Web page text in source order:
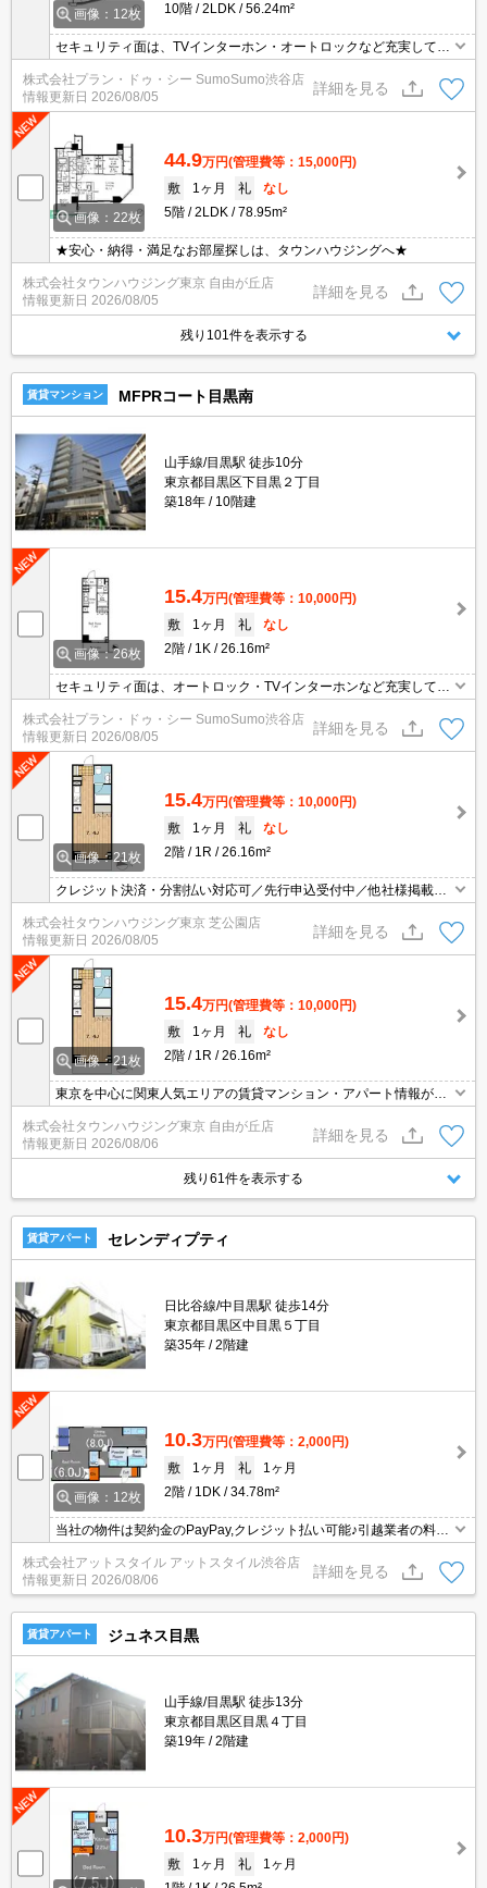
画像：12枚
10階
2LDK 56.24m²
セキュリティ面は、TVインターホン・オートロックなど充実してい
るので、防犯対策もばっちりです。室内設備は洗面化粧台・浴室乾
燥機など充実した設備を備え付けています。不在時でも荷物を受け
取ることができるため、時間調整の手間が省ける宅配ボックスが付
いております。こちらは初期費用をカードでお支払いいただけるマ
ンションです。
株式会社プラン・ドゥ・シー SumoSumo渋谷店
情報更新日 2026/08/05
詳細を見る
画像：22枚
44.9万円(管理費等：15,000円)
敷
1ヶ月 礼
なし
5階
2LDK 78.95m²
★安心・納得・満足なお部屋探しは、タウンハウジングへ★
株式会社タウンハウジング東京 自由が丘店
情報更新日 2026/08/05
詳細を見る
残り101件を表示する
賃貸マンション MFPRコート目黒南
山手線/目黒駅 徒歩10分
東京都目黒区下目黒２丁目
築18年
10階建
画像：26枚
15.4万円(管理費等：10,000円)
敷
1ヶ月 礼
なし
2階
1K 26.16m²
セキュリティ面は、オートロック・TVインターホンなど充実してい
るので安心して生活できます。収納はクロゼット・シューズボック
スなど豊富なので、広々と空間を利用することも可能です。共用部
には宅配ボックス・ゴミ出し24時間OKなどが備わっておりとても
充実しています。近くに駐車スペースをご用意しているマンション
です。
株式会社プラン・ドゥ・シー SumoSumo渋谷店
情報更新日 2026/08/05
詳細を見る
画像：21枚
15.4万円(管理費等：10,000円)
敷
1ヶ月 礼
なし
2階
1R 26.16m²
クレジット決済・分割払い対応可／先行申込受付中／他社様掲載物
件もまとめてご案内可能／専任物件多数あり
株式会社タウンハウジング東京 芝公園店
情報更新日 2026/08/05
詳細を見る
画像：21枚
15.4万円(管理費等：10,000円)
敷
1ヶ月 礼
なし
2階
1R 26.16m²
東京を中心に関東人気エリアの賃貸マンション・アパート情報が豊
富！ 直営135店舗以上の 独自のネットワークで最適なマンション・
アパートをお探しします！
株式会社タウンハウジング東京 自由が丘店
情報更新日 2026/08/06
詳細を見る
残り61件を表示する
賃貸アパート セレンディプティ
日比谷線/中目黒駅 徒歩14分
東京都目黒区中目黒５丁目
築35年
2階建
画像：12枚
10.3万円(管理費等：2,000円)
敷
1ヶ月 礼
1ヶ月
2階
1DK 34.78m²
当社の物件は契約金のPayPay,クレジット払い可能♪引越業者の料金
割引有☆家具家電のレンタル可能♪
株式会社アットスタイル アットスタイル渋谷店
情報更新日 2026/08/06
詳細を見る
賃貸アパート ジュネス目黒
山手線/目黒駅 徒歩13分
東京都目黒区目黒４丁目
築19年
2階建
10.3万円(管理費等：2,000円)
敷
1ヶ月 礼
1ヶ月